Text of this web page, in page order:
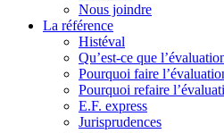
Nous joindre
La référence
Histéval
Qu’est-ce que
Pourquoi faire
Pourquoi refaire
E.F. express
Jurisprudences